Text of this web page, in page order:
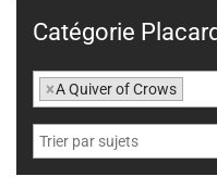
Catégorie
×A Quiver of Crows